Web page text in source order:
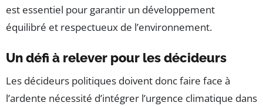
est essentiel pour garantir un développement
équilibré et respectueux de l’environnement.
Un défi à relever pour les décideurs
Les décideurs politiques doivent donc faire face à
l’ardente nécessité d’intégrer l’urgence climatique dans